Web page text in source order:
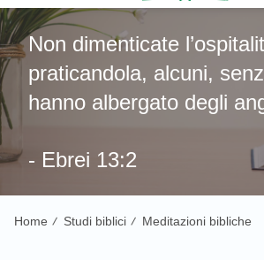
Non dimenticate
praticandola, alcuni,
hanno albergato degli
- Ebrei 13:2
Home / Studi biblici / Meditazioni bibliche